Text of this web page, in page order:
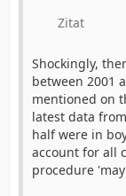
Zitat
Shockingly,
between 2001
mentioned on
latest data
half were in
account for all
procedure